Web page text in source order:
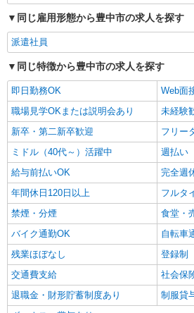
同じ雇用形態から豊中市の求人を探す
派遣社員
同じ特徴から豊中市の求人を探す
即日勤務OK
Web面
職場見学OKまたは説明会あり
未経験
新卒・第二新卒歓迎
フリー
ミドル（40代～）活躍中
週払い
給与前払いOK
完全週
年間休日120日以上
フルタ
禁煙・分煙
食堂・
バイク通勤OK
自転車
残業ほぼなし
登録制
交通費支給
社会保
退職金・財形貯蓄制度あり
制服貸